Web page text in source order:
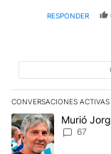
dignidad que
RESPONDER
CONVERSACIONES ACTIVAS
Este listado muestra
Un artículo deMurió
67